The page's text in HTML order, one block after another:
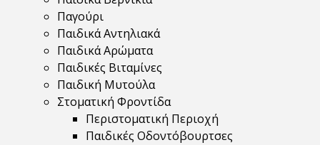
Παγούρι
Παιδικά Αντηλιακά
Παιδικά Αρώματα
Παιδικές Βιταμίνες
Παιδική Μυτούλα
Στοματική Φροντίδα
Περιστοματική Περιοχή
Παιδικές Οδοντόβουρτσες